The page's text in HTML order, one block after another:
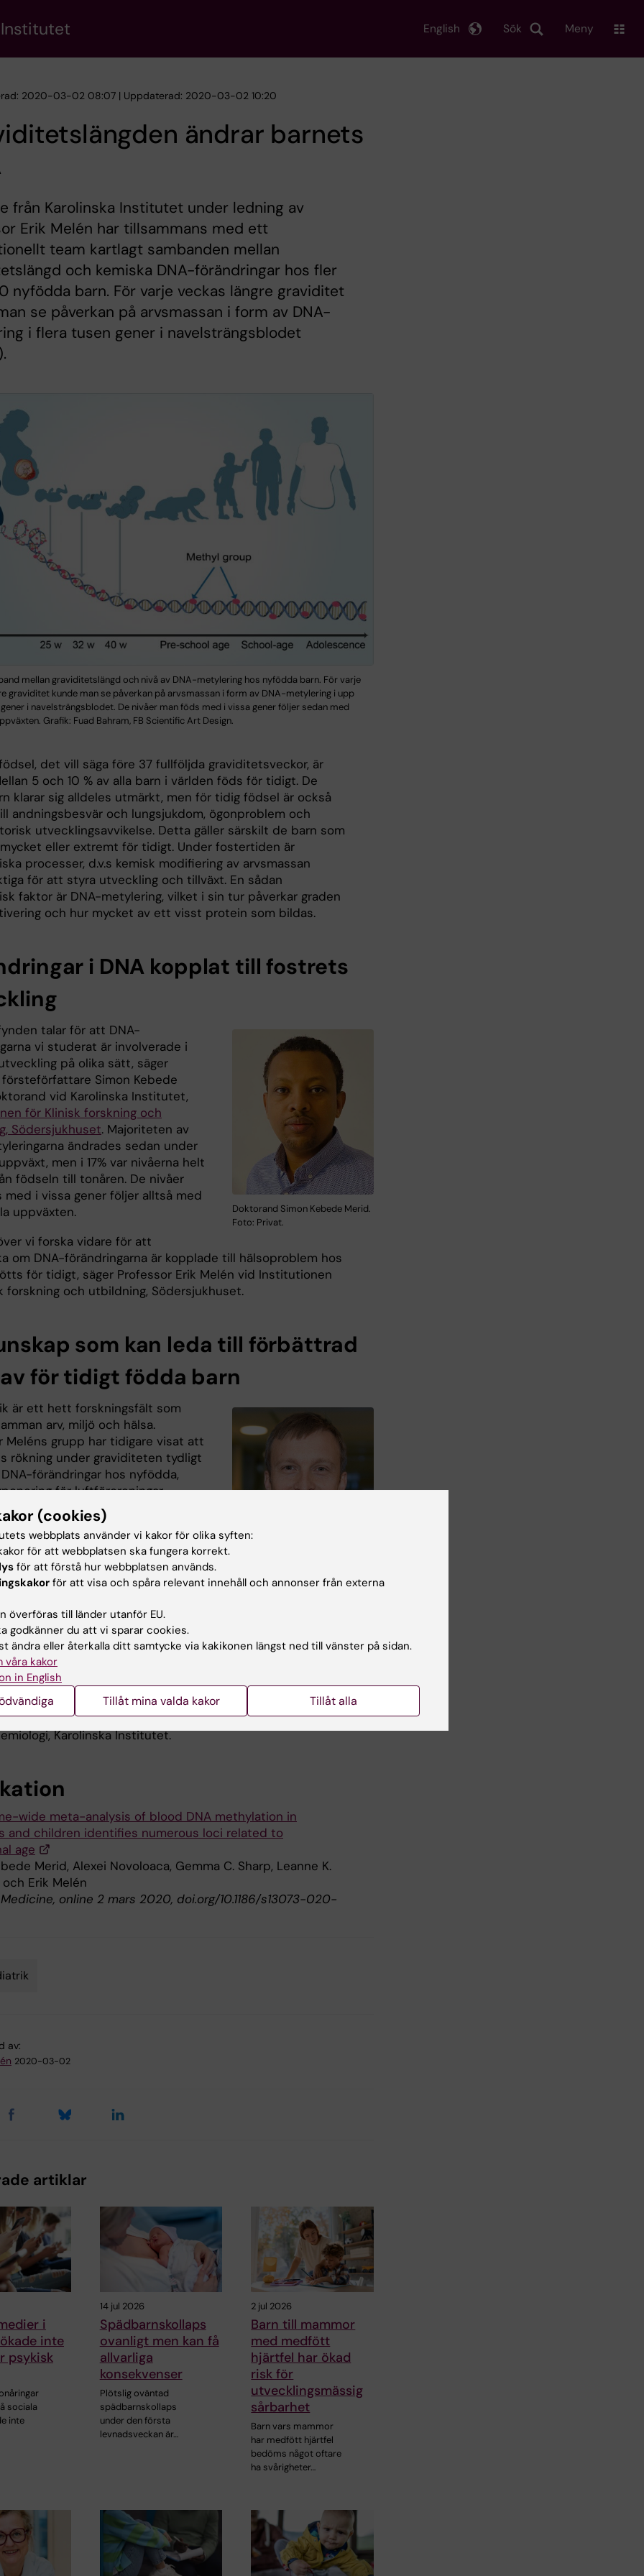
Sök
English Meny
2020-03-02 08:07 | Uppdaterad: 2020-03-02 10:20
ändrar barnets
från Karolinska Institutet under ledning av
Erik Melén har tillsammans med ett
team kartlagt sambanden mellan
och kemiska DNA-förändringar hos fler
nyfödda barn. För varje veckas längre graviditet
se påverkan på arvsmassan i form av DNA-
i flera tusen gener i navelsträngsblodet
mellan graviditetslängd och nivå av DNA-metylering hos nyfödda barn. För varje
graviditet kunde man se påverkan på arvsmassan i form av DNA-metylering i upp
i navelsträngsblodet. De nivåer man föds med i vissa gener följer sedan med
Grafik: Fuad Bahram, FB Scientific Art Design.
det vill säga före 37 fullföljda graviditetsveckor, är
5 och 10 % av alla barn i världen föds för tidigt. De
klarar sig alldeles utmärkt, men för tidig födsel är också
andningsbesvär och lungsjukdom, ögonproblem och
utvecklingsavvikelse. Detta gäller särskilt de barn som
eller extremt för tidigt. Under fostertiden är
processer, d.v.s kemisk modifiering av arvsmassan
för att styra utveckling och tillväxt. En sådan
faktor är DNA-metylering, vilket i sin tur påverkar graden
och hur mycket av ett visst protein som bildas.
i DNA kopplat till fostrets
Doktorand Simon Kebede Merid.
Foto: Privat.
talar för att DNA-
vi studerat är involverade i
på olika sätt, säger
Simon Kebede
vid Karolinska Institutet,
för Klinisk forskning och
Södersjukhuset. Majoriteten av
ändrades sedan under
men i 17% var nivåerna helt
födseln till tonåren. De nivåer
med i vissa gener följer alltså med
uppväxten.
vi forska vidare för att
om DNA-förändringarna är kopplade till hälsoproblem hos
för tidigt, säger Professor Erik Melén vid Institutionen
forskning och utbildning, Södersjukhuset.
som kan leda till förbättrad
för tidigt födda barn
är ett hett forskningsfält som
arv, miljö och hälsa.
Meléns grupp har tidigare visat att
rökning under graviditeten tydligt
förändringar hos nyfödda,
för luftföroreningar.
sjukdomar som astma, allergi,
även åldrande har också kunnat
att de nya fynden ska kunna
kunskap om utveckling
och barndom, och på sikt
att på bästa sätt vårda barn
för tidigt för att undvika komplikationer och negativa
säger Erik Melén.
delen av studien har finansierats av European Research
grant agreement 757919), Vetenskapsrådet, Hjärt-
Region Stockholm (ALF och för BAMSE-projektet), samt
Karolinska Institutet.
wide meta-analysis of blood DNA methylation in
and children identifies numerous loci related to
age
Merid, Alexei Novoloaca, Gemma C. Sharp, Leanne K.
och Erik Melén
online 2 mars 2020, doi.org/10.1186/s13073-020-
av:
2020-03-02
artiklar
i
inte
psykisk
sociala
inte
14 jul 2026
Spädbarnskollaps
ovanligt men kan få
allvarliga
konsekvenser
Plötslig oväntad
spädbarnskollaps
under den första
levnadsveckan är…
2 jul 2026
Barn till mammor
med medfött
hjärtfel har ökad
risk för
utvecklingsmässig
sårbarhet
Barn vars mammor
har medfött hjärtfel
bedöms något oftare
ha svårigheter…
(cookies)
webbplats använder vi kakor för olika syften:
för att webbplatsen ska fungera korrekt.
för att förstå hur webbplatsen används.
för att visa och spåra relevant innehåll och annonser från externa
överföras till länder utanför EU.
godkänner du att vi sparar cookies.
ändra eller återkalla ditt samtycke via kakikonen längst ned till vänster på sidan.
våra kakor
in English
Tillåt mina valda kakor Tillåt alla